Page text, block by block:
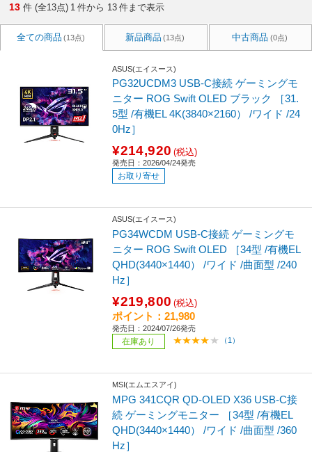
13 件 (全13点) 1 件から 13 件まで表示
全ての商品 (13点) 新品商品 (13点) 中古商品 (0点)
ASUS(エイスース)
PG32UCDM3 USB-C接続 ゲーミングモ
ニター ROG Swift OLED ブラック ［31.
5型 /有機EL 4K(3840×2160） /ワイド /24
0Hz］
¥214,920 (税込)
発売日：2026/04/24発売
お取り寄せ
ASUS(エイスース)
PG34WCDM USB-C接続 ゲーミングモ
ニター ROG Swift OLED ［34型 /有機EL
QHD(3440×1440） /ワイド /曲面型 /240
Hz］
¥219,800 (税込)
ポイント：21,980
発売日：2024/07/26発売
在庫あり （1）
MSI(エムエスアイ)
MPG 341CQR QD-OLED X36 USB-C接
続 ゲーミングモニター ［34型 /有機EL
QHD(3440×1440） /ワイド /曲面型 /360
Hz］